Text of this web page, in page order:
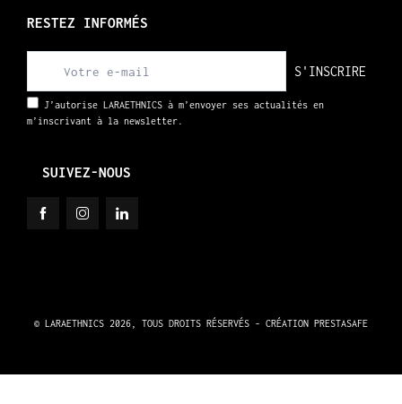
RESTEZ INFORMÉS
S'INSCRIRE
J’autorise LARAETHNICS à m’envoyer ses actualités en
m’inscrivant à la newsletter.
SUIVEZ-NOUS
© LARAETHNICS 2026, TOUS DROITS RÉSERVÉS - CRÉATION PRESTASAFE